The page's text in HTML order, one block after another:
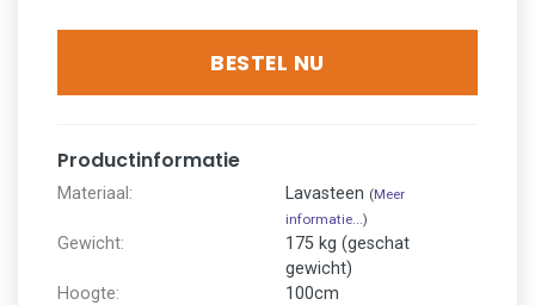
BESTEL NU
Productinformatie
Materiaal: Lavasteen (Meer
informatie... )
Gewicht:
175 kg (geschat
gewicht)
Hoogte:
100cm